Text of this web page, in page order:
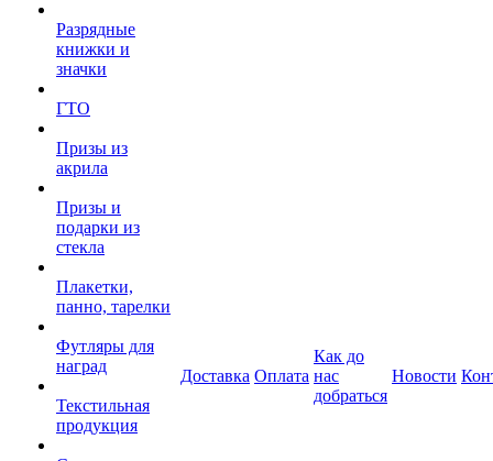
Разрядные
книжки и
значки
ГТО
Призы из
акрила
Призы и
подарки из
стекла
Плакетки,
панно, тарелки
Футляры для
наград
Текстильная
продукция
Доставка Оплата
Как до
нас
добраться
Новости